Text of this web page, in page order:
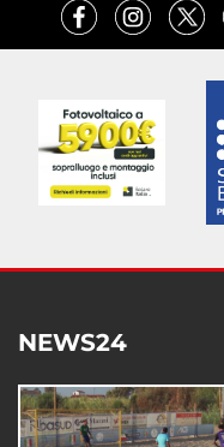
NEWS24